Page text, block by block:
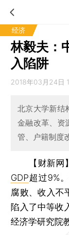
经济
林毅夫：
入陷阱
2018年03月24日
北京大学新结
金融改革、资
管、户籍制度
【财新
GDP超过9%
腐败、收入不
陷入了中等收
经济学研究院